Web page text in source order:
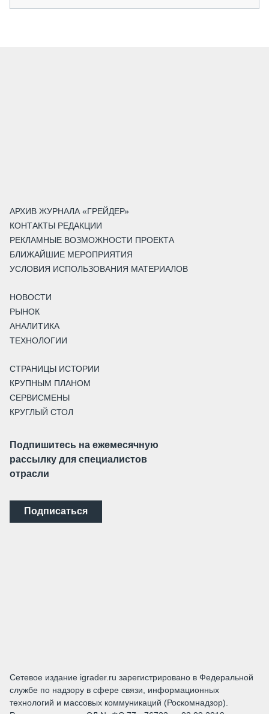
АРХИВ ЖУРНАЛА «ГРЕЙДЕР»
КОНТАКТЫ РЕДАКЦИИ
РЕКЛАМНЫЕ ВОЗМОЖНОСТИ ПРОЕКТА
БЛИЖАЙШИЕ МЕРОПРИЯТИЯ
УСЛОВИЯ ИСПОЛЬЗОВАНИЯ МАТЕРИАЛОВ
НОВОСТИ
РЫНОК
АНАЛИТИКА
ТЕХНОЛОГИИ
СТРАНИЦЫ ИСТОРИИ
КРУПНЫМ ПЛАНОМ
СЕРВИСМЕНЫ
КРУГЛЫЙ СТОЛ
Подпишитесь на ежемесячную
рассылку для специалистов
отрасли
Подписаться
Сетевое издание igrader.ru зарегистрировано в Федеральной
службе по надзору в сфере связи, информационных
технологий и массовых коммуникаций (Роскомнадзор).